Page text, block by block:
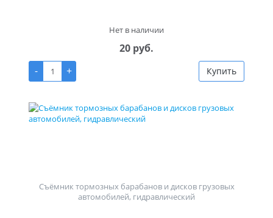
Нет в наличии
20 руб.
-
+ Купить
Съёмник тормозных барабанов и дисков грузовых
автомобилей, гидравлический